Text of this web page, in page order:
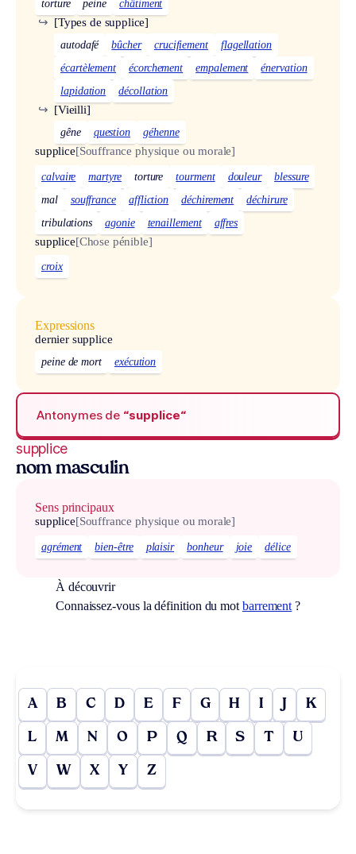
torture peine châtiment
[Types de supplice]
↪
autodafé bûcher crucifiement
flagellation
écartèlement
écorchement empalement
énervation
lapidation
décollation
[Vieilli]
↪
gêne question géhenne
supplice[Souffrance physique ou morale]
calvaire martyre torture tourment douleur
blessure
mal
souffrance affliction déchirement
déchirure
tribulations
agonie tenaillement affres
supplice[Chose pénible]
croix
Expressions
dernier supplice
peine de mort exécution
Antonymes de “supplice“
supplice
nom masculin
Sens principaux
supplice[Souffrance physique ou morale]
agrément bien-être plaisir bonheur joie délice
À découvrir
Connaissez-vous la définition du mot barrement ?
A B C D E F G H I J K
L M N O P Q R S T U
V W X Y Z